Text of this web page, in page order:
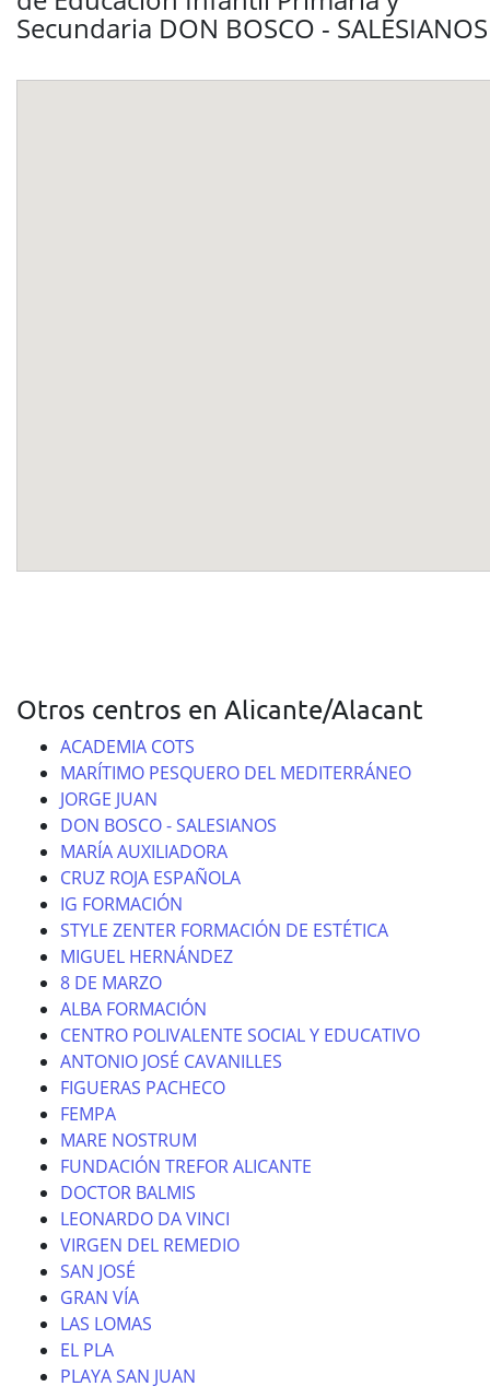
Secundaria DON BOSCO - SALESIANOS
Otros centros en Alicante/Alacant
ACADEMIA COTS
MARÍTIMO PESQUERO DEL MEDITERRÁNEO
JORGE JUAN
DON BOSCO - SALESIANOS
MARÍA AUXILIADORA
CRUZ ROJA ESPAÑOLA
IG FORMACIÓN
STYLE ZENTER FORMACIÓN DE ESTÉTICA
MIGUEL HERNÁNDEZ
8 DE MARZO
ALBA FORMACIÓN
CENTRO POLIVALENTE SOCIAL Y EDUCATIVO
ANTONIO JOSÉ CAVANILLES
FIGUERAS PACHECO
FEMPA
MARE NOSTRUM
FUNDACIÓN TREFOR ALICANTE
DOCTOR BALMIS
LEONARDO DA VINCI
VIRGEN DEL REMEDIO
SAN JOSÉ
GRAN VÍA
LAS LOMAS
EL PLA
PLAYA SAN JUAN